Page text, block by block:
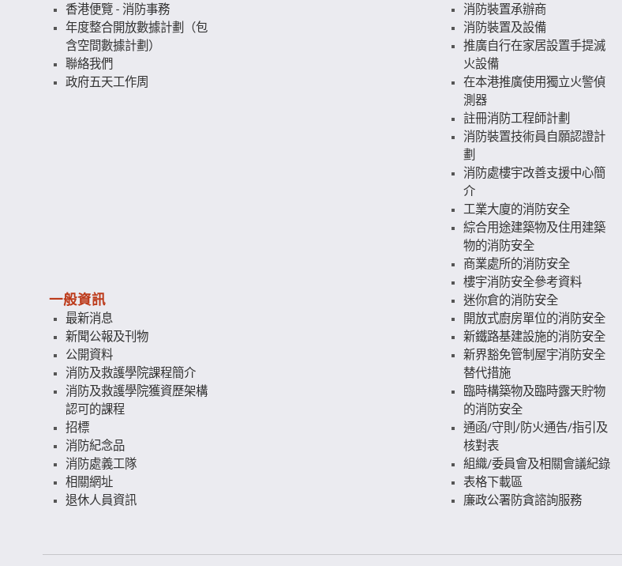
香港便覽 - 消防事務
年度整合開放數據計劃（包
含空間數據計劃）
聯絡我們
政府五天工作周
一般資訊
最新消息
新聞公報及刊物
公開資料
消防及救護學院課程簡介
消防及救護學院獲資歷架構
認可的課程
招標
消防紀念品
消防處義工隊
相關網址
退休人員資訊
消防裝置承辦商
消防裝置及設備
推廣自行在家居設置手提滅
火設備
在本港推廣使用獨立火警偵
測器
註冊消防工程師計劃
消防裝置技術員自願認證計
劃
消防處樓宇改善支援中心簡
介
工業大廈的消防安全
綜合用途建築物及住用建築
物的消防安全
商業處所的消防安全
樓宇消防安全參考資料
迷你倉的消防安全
開放式廚房單位的消防安全
新鐵路基建設施的消防安全
新界豁免管制屋宇消防安全
替代措施
臨時構築物及臨時露天貯物
的消防安全
通函/守則/防火通告/指引及
核對表
組織/委員會及相關會議紀錄
表格下載區
廉政公署防貪諮詢服務